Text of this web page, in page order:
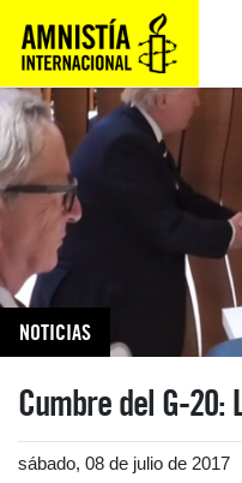
NOTICIAS
Cumbre del G-20:
sábado, 08 de julio de 2017